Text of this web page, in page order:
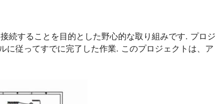
続することを目的とした野心的な取り組みです. プロジ
従ってすでに完了した作業. このプロジェクトは、ア